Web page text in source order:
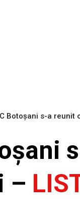
Botoșani s-a reunit
–